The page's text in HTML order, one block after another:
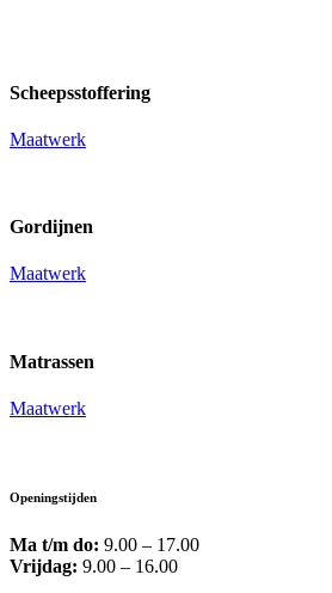
Scheepsstoffering
Maatwerk
Gordijnen
Maatwerk
Matrassen
Maatwerk
Openingstijden
Ma t/m do: 9.00 – 17.00
Vrijdag: 9.00 – 16.00